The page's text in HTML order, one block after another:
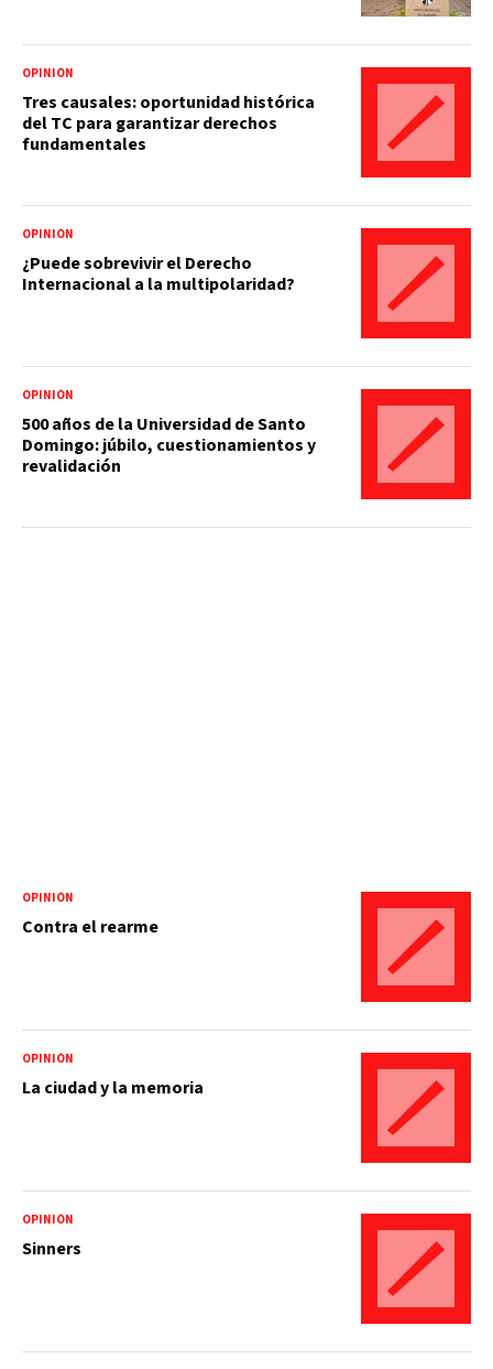
OPINIÓN
Tres causales: oportunidad histórica
del TC para garantizar derechos
fundamentales
OPINIÓN
¿Puede sobrevivir el Derecho
Internacional a la multipolaridad?
OPINIÓN
500 años de la Universidad de Santo
Domingo: júbilo, cuestionamientos y
revalidación
OPINIÓN
Contra el rearme
OPINIÓN
La ciudad y la memoria
OPINIÓN
Sinners